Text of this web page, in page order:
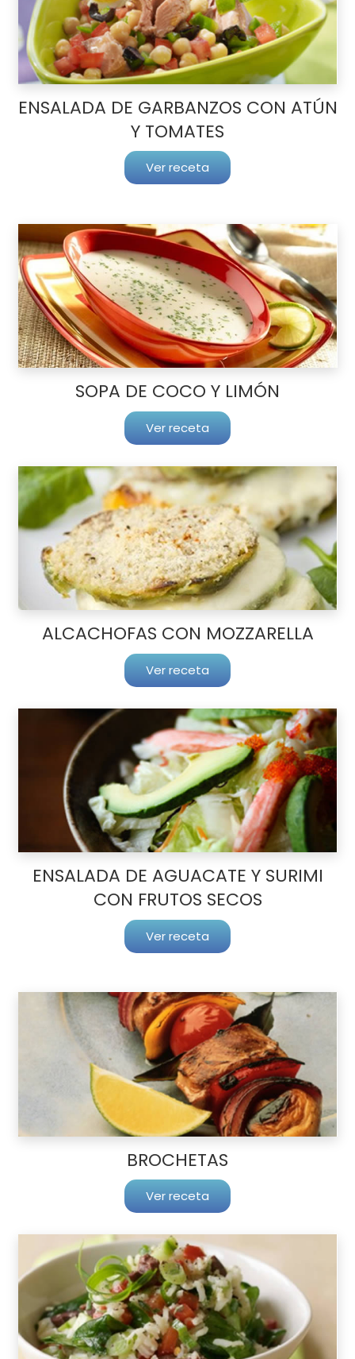
ENSALADA DE GARBANZOS CON ATÚN
Y TOMATES
Ver receta
SOPA DE COCO Y LIMÓN
Ver receta
ALCACHOFAS CON MOZZARELLA
Ver receta
ENSALADA DE AGUACATE Y SURIMI
CON FRUTOS SECOS
Ver receta
BROCHETAS
Ver receta